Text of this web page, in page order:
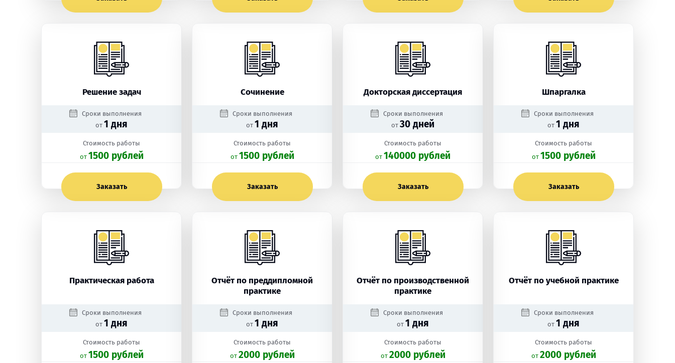
Решение задач
Сроки выполнения
от 1 дня
Стоимость работы
oт 1500 рублей
Заказать
Сочинение
Сроки выполнения
от 1 дня
Стоимость работы
oт 1500 рублей
Заказать
Докторская диссертация
Сроки выполнения
от 30 дней
Стоимость работы
oт 140000 рублей
Заказать
Шпаргалка
Сроки выполнения
от 1 дня
Стоимость работы
oт 1500 рублей
Заказать
Практическая работа
Сроки выполнения
от 1 дня
Стоимость работы
oт 1500 рублей
Отчёт по преддипломной
практике
Сроки выполнения
от 1 дня
Стоимость работы
oт 2000 рублей
Отчёт по производственной
практике
Сроки выполнения
от 1 дня
Стоимость работы
oт 2000 рублей
Отчёт по учебной практике
Сроки выполнения
от 1 дня
Стоимость работы
oт 2000 рублей